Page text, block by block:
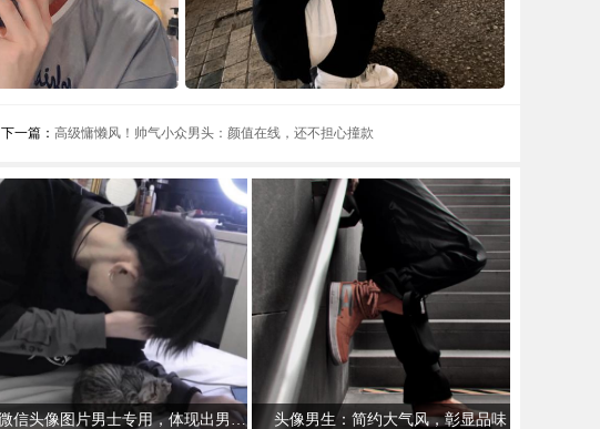
下一篇：高级慵懒风！帅气小众男头：颜值在线，还不担心撞款
微信头像图片男士专用，体现出男性的独特魅力 头像男生：简约大气风，彰显品味